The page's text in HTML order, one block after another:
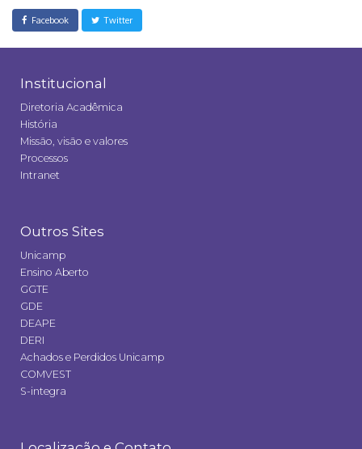
Facebook Twitter
Institucional
Diretoria Acadêmica
História
Missão, visão e valores
Processos
Intranet
Outros Sites
Unicamp
Ensino Aberto
GGTE
GDE
DEAPE
DERI
Achados e Perdidos Unicamp
COMVEST
S-integra